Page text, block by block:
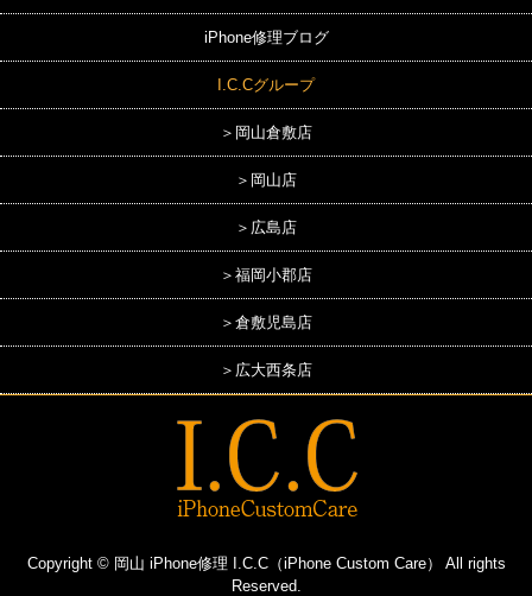
iPhone修理ブログ
I.C.Cグループ
＞岡山倉敷店
＞岡山店
＞広島店
＞福岡小郡店
＞倉敷児島店
＞広大西条店
Copyright © 岡山 iPhone修理 I.C.C（iPhone Custom Care） All rights
Reserved.